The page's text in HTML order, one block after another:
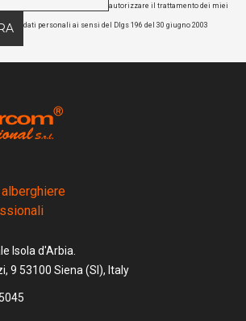
autorizzare il trattamento dei miei
dati personali ai sensi del Dlgs 196 del 30 giugno 2003
Isola d'Arbia.
9 53100 Siena (SI), Italy